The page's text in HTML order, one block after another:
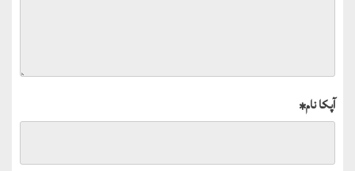
آپکا نام*